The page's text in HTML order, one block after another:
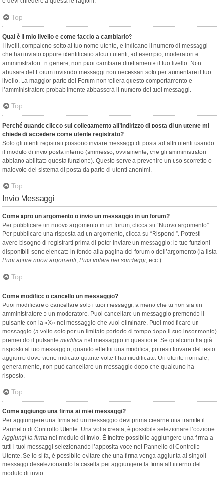
Top
Qual è il mio livello e come faccio a cambiarlo?
I livelli, compaiono sotto al tuo nome utente, e indicano il numero di messaggi
che hai inviato oppure identificano alcuni utenti, ad esempio, moderatori e
amministratori. In genere, non puoi cambiare direttamente il tuo livello. Non
abusare del Forum inviando messaggi non necessari solo per aumentare il tuo
livello. La maggior parte dei Forum non tollera questo comportamento e
l’amministratore probabilmente abbasserà il numero dei tuoi messaggi.
Top
Perché quando clicco sul collegamento all’indirizzo di posta di un utente mi
chiede di accedere come utente registrato?
Solo gli utenti registrati possono inviare messaggi di posta ad altri utenti usando
il modulo di invio posta interno (ammesso, ovviamente, che gli amministratori
abbiano abilitato questa funzione). Questo serve a prevenire un uso scorretto o
malevolo del sistema di posta da parte di utenti anonimi.
Top
Invio Messaggi
Come apro un argomento o invio un messaggio in un forum?
Per pubblicare un nuovo argomento in un forum, clicca su “Nuovo argomento”.
Per pubblicare una risposta ad un argomento, clicca su “Rispondi”. Potresti
avere bisogno di registrarti prima di poter inviare un messaggio: le tue funzioni
disponibili sono elencate in fondo alla pagina del forum o dell’argomento (la lista
Puoi aprire nuovi argomenti, Puoi votare nei sondaggi, ecc.).
Top
Come modifico o cancello un messaggio?
Puoi modificare o cancellare solo i tuoi messaggi, a meno che tu non sia un
amministratore o un moderatore. Puoi cancellare un messaggio premendo il
pulsante con la «X» nel messaggio che vuoi eliminare. Puoi modificare un
messaggio (a volte solo per un limitato periodo di tempo dopo il suo inserimento)
premendo il pulsante modifica nel messaggio in questione. Se qualcuno ha già
risposto al tuo messaggio, quando effettui una modifica, potresti trovare del testo
aggiunto dove viene indicato quante volte l’hai modificato. Un utente normale,
generalmente, non può cancellare un messaggio dopo che qualcuno ha
risposto.
Top
Come aggiungo una firma ai miei messaggi?
Per aggiungere una firma ad un messaggio devi prima crearne una tramite il
Pannello di Controllo Utente. Una volta creata, è possibile selezionare l’opzione
Aggiungi la firma nel modulo di invio. È inoltre possibile aggiungere una firma a
tutti i tuoi messaggi selezionando l’apposita voce nel Pannello di Controllo
Utente. Se lo si fa, è possibile evitare che una firma venga aggiunta ai singoli
messaggi deselezionando la casella per aggiungere la firma all’interno del
modulo di invio.